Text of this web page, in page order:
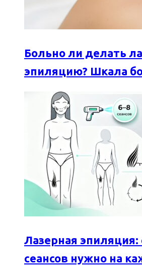
Больно ли делать
эпиляцию? Шкала
Лазерная эпиляция:
сеансов нужно на